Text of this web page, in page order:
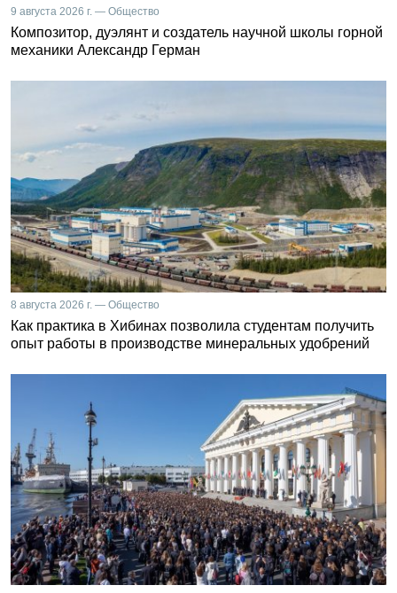
9 августа 2026 г. — Общество
Композитор, дуэлянт и создатель научной школы горной
механики Александр Герман
8 августа 2026 г. — Общество
Как практика в Хибинах позволила студентам получить
опыт работы в производстве минеральных удобрений